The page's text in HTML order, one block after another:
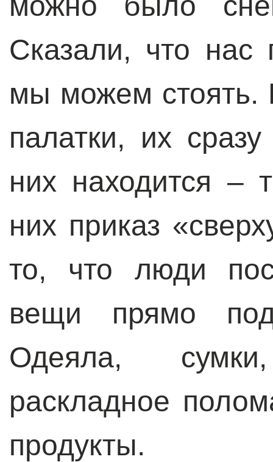
Сказали, что нас
мы можем стоять.
палатки, их
них находится –
них приказ
то, что люди
вещи прямо
Одеяла,
раскладное
продукты.